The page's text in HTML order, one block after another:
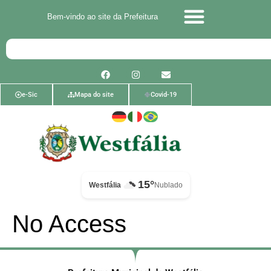
Bem-vindo ao site da Prefeitura
e-Sic Mapa do site Covid-19
Westfália 15°Nublado
No Access